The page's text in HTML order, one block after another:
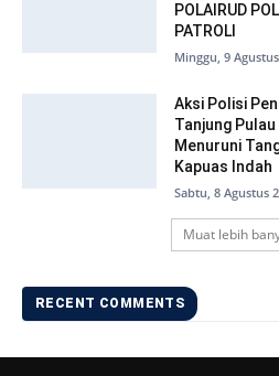
POLAIRUD
PATROLI
Minggu, 9
Aksi Polisi
Tanjung
Menuruni
Kapuas Indah
Sabtu, 8 Agustus
Muat lebih
RECENT COMMENTS